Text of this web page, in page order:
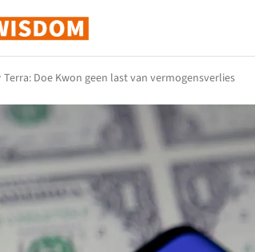
Terra: Doe Kwon geen last van vermogensverlies